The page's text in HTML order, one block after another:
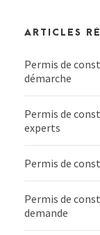
ARTICLES
Permis de
démarche
Permis de
experts
Permis de
Permis de
demande